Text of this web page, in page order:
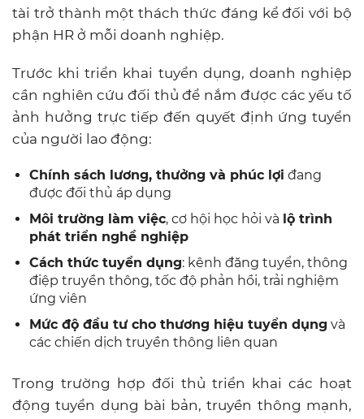
tài trở thành một thách thức đáng kể đối với bộ
phận HR ở mỗi doanh nghiệp.
Trước khi triển khai tuyển dụng, doanh nghiệp
cần nghiên cứu đối thủ để nắm được các yếu tố
ảnh hưởng trực tiếp đến quyết định ứng tuyển
của người lao động:
Chính sách lương, thưởng và phúc lợi đang
được đối thủ áp dụng
Môi trường làm việc, cơ hội học hỏi và lộ trình
phát triển nghề nghiệp
Cách thức tuyển dụng: kênh đăng tuyển, thông
điệp truyền thông, tốc độ phản hồi, trải nghiệm
ứng viên
Mức độ đầu tư cho thương hiệu tuyển dụng và
các chiến dịch truyền thông liên quan
Trong trường hợp đối thủ triển khai các hoạt
động tuyển dụng bài bản, truyền thông mạnh,